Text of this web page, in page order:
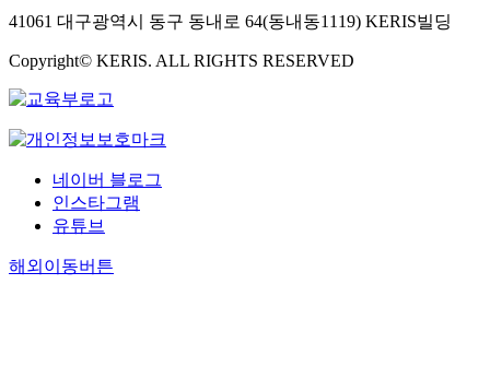
41061 대구광역시 동구 동내로 64(동내동1119) KERIS빌딩
Copyright© KERIS. ALL RIGHTS RESERVED
네이버 블로그
인스타그램
유튜브
해외이동버튼